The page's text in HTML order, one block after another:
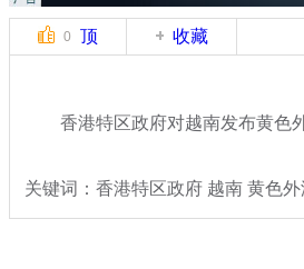
0 顶 收藏
香港特区政府对越南发布黄色
关键词：香港特区政府 越南 黄色